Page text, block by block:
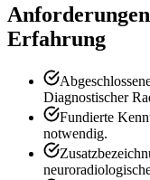
Erfahrung
Diagnostischer
Fundierte
notwendig.